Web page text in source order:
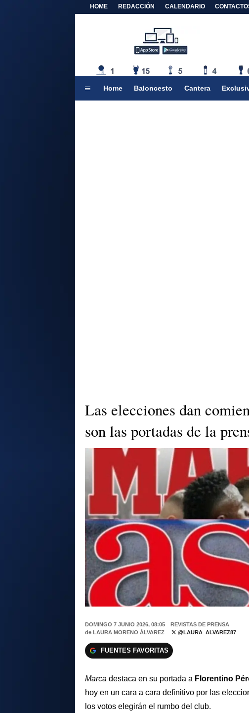
HOME REDACCIÓN CALENDARIO
Home Baloncesto Cantera
Las elecciones dan
son las portadas de la
DOMINGO 7 JUNIO 2026, 08:05
REVISTAS DE PRENSA
de LAURA MORENO ÁLVAREZ @LAURA_ALVAREZ87
FUENTES FAVORITAS
Marca destaca en su portada a Florentino
hoy en un cara a cara definitivo por las
los votos elegirán el rumbo del club.